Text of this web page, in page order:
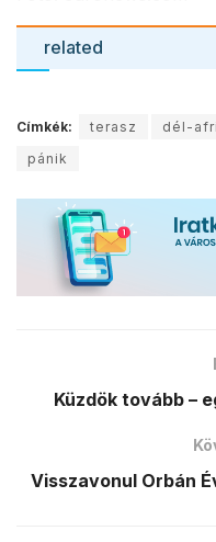
related
Címkék: terasz dél-
pánik
Küzdök tovább –
Visszavonul Orbán